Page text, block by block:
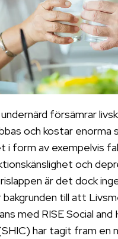
försämrar
och kostar enorma
i form av exempelvis
och
är det dock
till att
med RISE Social
har tagit fram en